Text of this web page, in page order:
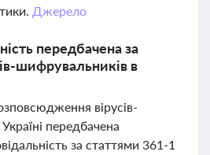
Джерело
передбачена за
шифрувальників в
вірусів-
передбачена
за статтями 361-1